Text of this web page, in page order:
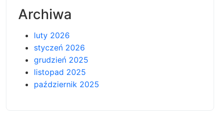
Archiwa
luty 2026
styczeń 2026
grudzień 2025
listopad 2025
październik 2025